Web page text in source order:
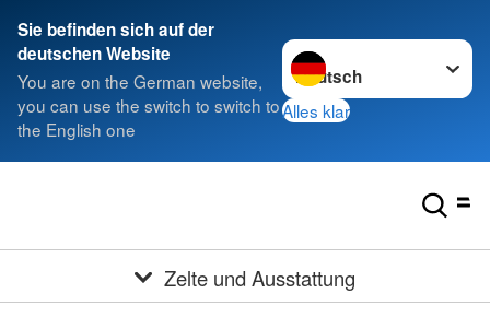
Sie befinden sich auf der
deutschen Website
You are on the German website,
you can use the switch to switch to
the English one
Sprache wechseln zu
Alles klar
Zelte und Ausstattung